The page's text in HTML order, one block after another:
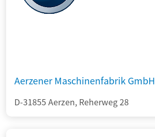
Aerzener Maschinenfabrik GmbH
D-31855 Aerzen, Reherweg 28